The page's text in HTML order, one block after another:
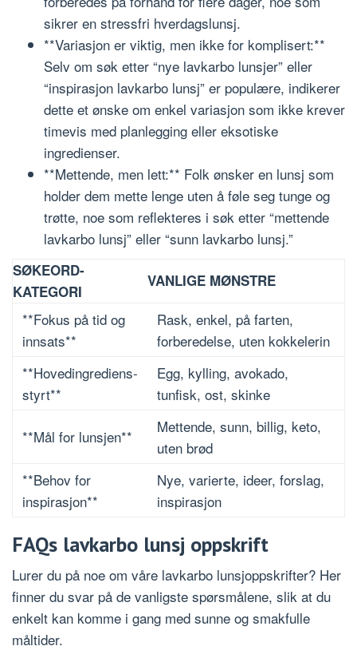
sikrer en stressfri hverdagslunsj.
**Variasjon er viktig, men ikke for komplisert:**
Selv om søk etter “nye lavkarbo lunsjer” eller
“inspirasjon lavkarbo lunsj” er populære, indikerer
dette et ønske om enkel variasjon som ikke krever
timevis med planlegging eller eksotiske
ingredienser.
**Mettende, men lett:** Folk ønsker en lunsj som
holder dem mette lenge uten å føle seg tunge og
trøtte, noe som reflekteres i søk etter “mettende
lavkarbo lunsj” eller “sunn lavkarbo lunsj.”
SØKEORD-
KATEGORI
VANLIGE MØNSTRE
**Fokus på tid og
innsats**
Rask, enkel, på farten,
forberedelse, uten kokkelerin
**Hovedingrediens-
styrt**
Egg, kylling, avokado,
tunfisk, ost, skinke
**Mål for lunsjen**
Mettende, sunn, billig, keto,
uten brød
**Behov for
inspirasjon**
Nye, varierte, ideer, forslag,
inspirasjon
FAQs lavkarbo lunsj oppskrift
Lurer du på noe om våre lavkarbo lunsjoppskrifter? Her
finner du svar på de vanligste spørsmålene, slik at du
enkelt kan komme i gang med sunne og smakfulle
måltider.